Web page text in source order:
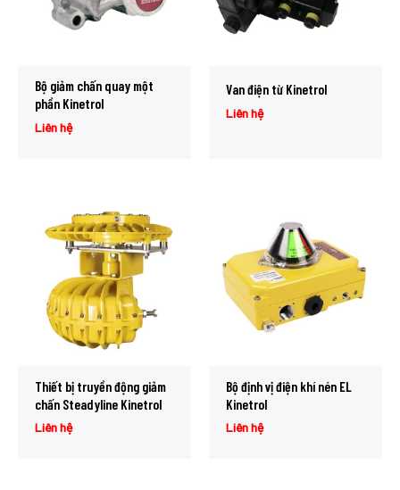
Bộ giảm chấn quay một
phần Kinetrol
Liên hệ
Van điện từ Kinetrol
Liên hệ
Thiết bị truyền động giảm
chấn Steadyline Kinetrol
Liên hệ
Bộ định vị điện khí nén EL
Kinetrol
Liên hệ